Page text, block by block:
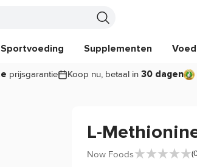
Sportvoeding Supplementen
prijsgarantie Koop nu, betaal in 30 dagen
L-
Now Foods